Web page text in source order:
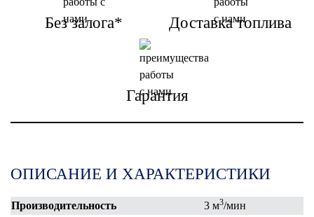
Без залога* Доставка топлива
Гарантия
ОПИСАНИЕ И ХАРАКТЕРИСТИКИ
Производительность 3 м3/мин